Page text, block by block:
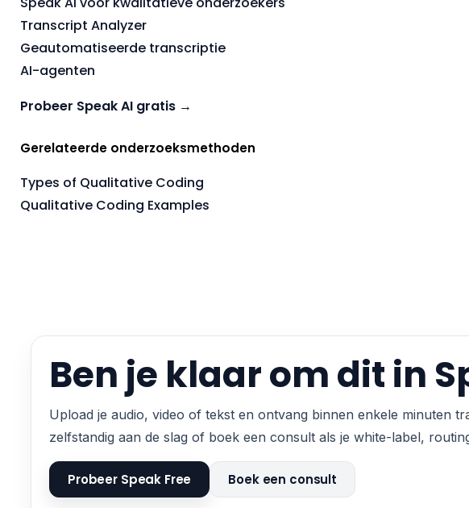
Transcript Analyzer
Geautomatiseerde transcriptie
AI-agenten
Probeer Speak AI gratis →
Gerelateerde onderzoeksmethoden
Types of Qualitative Coding
Qualitative Coding Examples
Ben je klaar om dit in
Upload je audio, video of tekst en ontvang binnen enkele minuten
zelfstandig aan de slag of boek een consult als je white-label,
Probeer Speak Free Boek een consult